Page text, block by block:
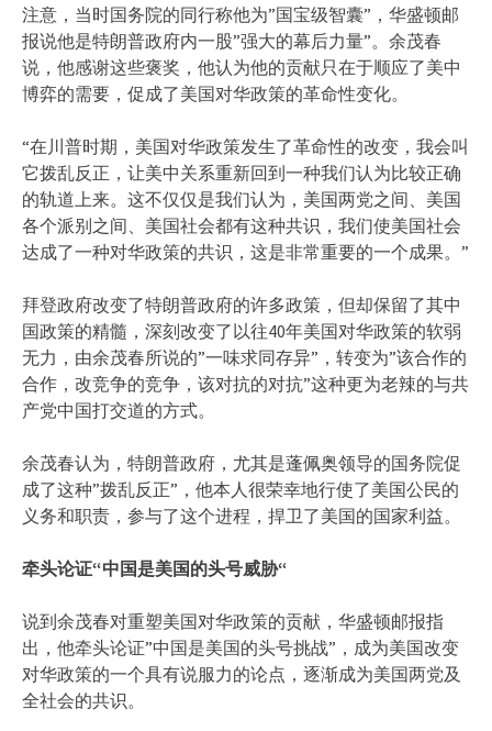
注意，当时国务院的同行称他为”国宝级智囊”，华盛顿邮
报说他是特朗普政府内一股”强大的幕后力量”。余茂春
说，他感谢这些褒奖，他认为他的贡献只在于顺应了美中
博弈的需要，促成了美国对华政策的革命性变化。
“在川普时期，美国对华政策发生了革命性的改变，我会叫
它拨乱反正，让美中关系重新回到一种我们认为比较正确
的轨道上来。这不仅仅是我们认为，美国两党之间、美国
各个派别之间、美国社会都有这种共识，我们使美国社会
达成了一种对华政策的共识，这是非常重要的一个成果。”
拜登政府改变了特朗普政府的许多政策，但却保留了其中
国政策的精髓，深刻改变了以往40年美国对华政策的软弱
无力，由余茂春所说的”一味求同存异”，转变为”该合作的
合作，改竞争的竞争，该对抗的对抗”这种更为老辣的与共
产党中国打交道的方式。
余茂春认为，特朗普政府，尤其是蓬佩奥领导的国务院促
成了这种”拨乱反正”，他本人很荣幸地行使了美国公民的
义务和职责，参与了这个进程，捍卫了美国的国家利益。
牵头论证“中国是美国的头号威胁“
说到余茂春对重塑美国对华政策的贡献，华盛顿邮报指
出，他牵头论证”中国是美国的头号挑战”，成为美国改变
对华政策的一个具有说服力的论点，逐渐成为美国两党及
全社会的共识。